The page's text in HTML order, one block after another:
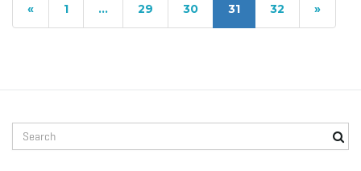
« 1 … 29 30 31 32 »
e